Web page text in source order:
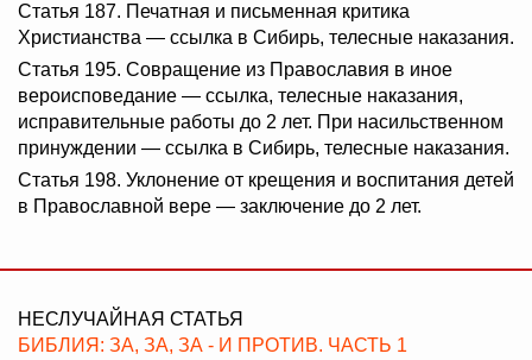
Статья 187. Печатная и письменная критика
Христианства — ссылка в Сибирь, телесные наказания.
Статья 195. Совращение из Православия в иное
вероисповедание — ссылка, телесные наказания,
исправительные работы до 2 лет. При насильственном
принуждении — ссылка в Сибирь, телесные наказания.
Статья 198. Уклонение от крещения и воспитания детей
в Православной вере — заключение до 2 лет.
НЕСЛУЧАЙНАЯ СТАТЬЯ
БИБЛИЯ: ЗА, ЗА, ЗА - И ПРОТИВ. ЧАСТЬ 1